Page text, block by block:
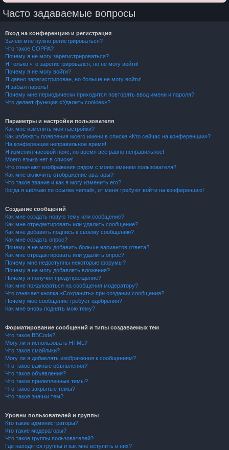
Часто задаваемые вопросы
Вход на конференцию и регистрация
Зачем мне нужно регистрироваться?
Что такое COPPA?
Почему я не могу зарегистрироваться?
Я только что зарегистрировался, но не могу войти!
Почему я не могу войти?
Я давно зарегистрирован, но больше не могу войти!
Я забыл пароль!
Почему мне периодически приходится повторять ввод имени и пароля?
Что делает функция «Удалить cookies»?
Параметры и настройки пользователя
Как мне изменить мои настройки?
Как избежать появления моего имени в списке «Кто сейчас на конференции»?
На конференции неправильное время!
Я изменил часовой пояс, но время всё равно неправильное!
Моего языка нет в списке!
Что означают изображения рядом с моим именем пользователя?
Как мне включить отображение аватары?
Что такое звание и как я могу изменить его?
Когда я щёлкаю по ссылке «email», от меня требуют войти на конференцию!
Создание сообщений
Как мне создать новую тему или сообщение?
Как мне отредактировать или удалить сообщение?
Как мне добавить подпись к своему сообщению?
Как мне создать опрос?
Почему я не могу добавить больше вариантов ответа?
Как мне отредактировать или удалить опрос?
Почему мне недоступны некоторые форумы?
Почему я не могу добавлять вложения?
Почему я получил предупреждение?
Как мне пожаловаться на сообщения модератору?
Что означает кнопка «Сохранить» при создании сообщения?
Почему моё сообщение требует одобрения?
Как мне вновь поднять мою тему?
Форматирование сообщений и типы создаваемых тем
Что такое BBCode?
Могу ли я использовать HTML?
Что такое смайлики?
Могу ли я добавлять изображения к сообщениям?
Что такое важные объявления?
Что такое объявления?
Что такое прилепленные темы?
Что такое закрытые темы?
Что такое значки тем?
Уровни пользователей и группы
Кто такие администраторы?
Кто такие модераторы?
Что такое группы пользователей?
Где находятся группы и как мне вступить в них?